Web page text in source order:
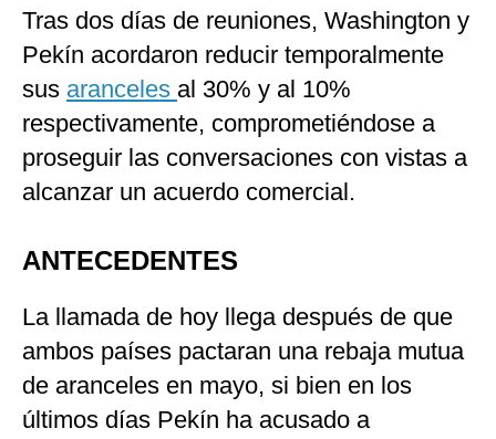
Tras dos días de reuniones, Washington y
Pekín acordaron reducir temporalmente
sus aranceles al 30% y al 10%
respectivamente, comprometiéndose a
proseguir las conversaciones con vistas a
alcanzar un acuerdo comercial.
ANTECEDENTES
La llamada de hoy llega después de que
ambos países pactaran una rebaja mutua
de aranceles en mayo, si bien en los
últimos días Pekín ha acusado a